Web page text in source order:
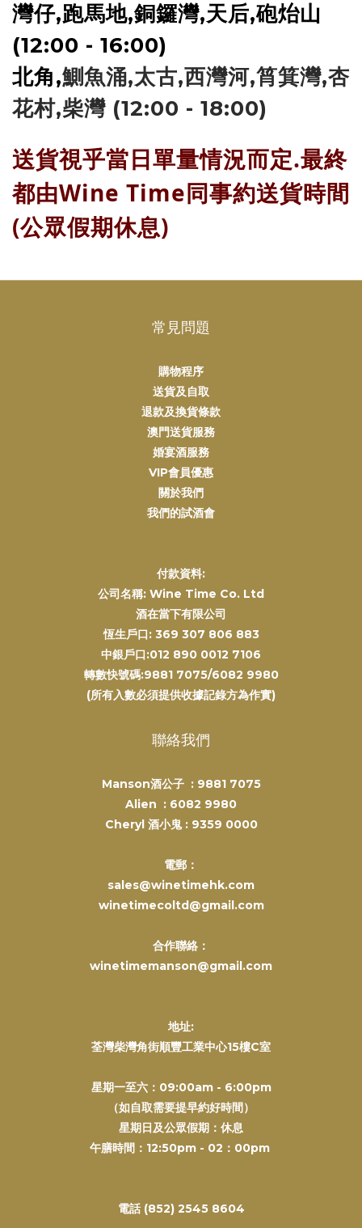
灣仔,跑馬地,銅鑼灣,天后,砲炲山
(12:00 - 16:00)
北角,鰂魚涌,太古,西灣河,筲箕灣,杏
花村,柴灣 (12:00 - 18:00)
送貨視乎當日單量情況而定.最終
都由Wine Time同事約送貨時間
(公眾假期休息)
常見問題
購物程序
送貨及自取
退款及換貨條款
澳門送貨服務
婚宴酒服務
VIP會員優惠
關於我們
我們的試酒會
付款資料:
公司名稱: Wine Time Co. Ltd
酒在當下有限公司
恆生戶口: 369 307 806 883
中銀戶口:012 890 0012 7106
轉數快號碼:9881 7075/6082 9980
(所有入數必須提供收據記錄方為作實)
聯絡我們
Manson酒公子 : 9881 7075
Alien : 6082 9980
Cheryl 酒小鬼 : 9359 0000
電郵：
sales@winetimehk.com
winetimecoltd@gmail.com
合作聯絡：
winetimemanson@gmail.com
地址:
荃灣柴灣角街順豐工業中心15樓C室
星期一至六：09:00am - 6:00pm
（如自取需要提早約好時間）
星期日及公眾假期：休息
午膳時間：12:50pm - 02：00pm
電話 (852) 2545 8604